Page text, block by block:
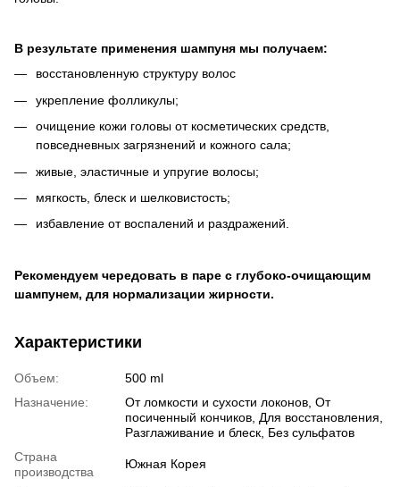
В результате применения шампуня мы получаем:
восстановленную структуру волос
укрепление фолликулы;
очищение кожи головы от косметических средств,
повседневных загрязнений и кожного сала;
живые, эластичные и упругие волосы;
мягкость, блеск и шелковистость;
избавление от воспалений и раздражений.
Рекомендуем чередовать в паре с глубоко-очищающим
шампунем, для нормализации жирности.
Характеристики
Объем:
500 ml
Назначение:
От ломкости и сухости локонов, От
посиченный кончиков, Для восстановления,
Разглаживание и блеск, Без сульфатов
Страна
производства
Южная Корея